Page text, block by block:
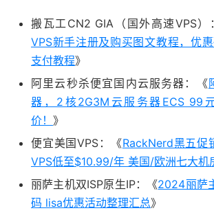
搬瓦工CN2 GIA（国外高速VPS）
VPS新手注册及购买图文教程，优
支付教程》
阿里云秒杀便宜国内云服务器：《
器，2核2G3M云服务器ECS 99
价！ 》
便宜美国VPS：《RackNerd黑五促
VPS低至$10.99/年 美国/欧洲七大机
丽萨主机双ISP原生IP：《2024丽萨
码 lisa优惠活动整理汇总》